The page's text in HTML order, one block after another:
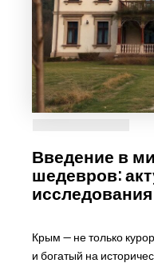
Введение в
шедевров:
Крым — не только
и богатый на